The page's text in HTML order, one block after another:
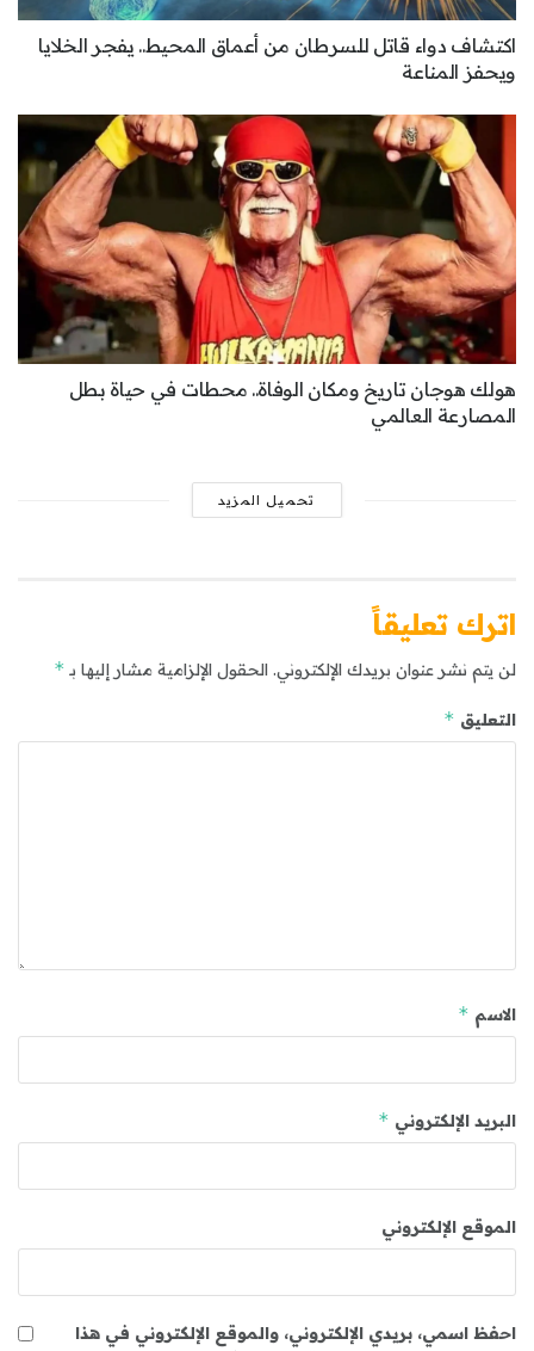
اكتشاف دواء قاتل للسرطان من أعماق المحيط.. يفجر الخلايا
ويحفز المناعة
هولك هوجان تاريخ ومكان الوفاة.. محطات في حياة بطل
المصارعة العالمي
تحميل المزيد
اترك تعليقاً
لن يتم نشر عنوان بريدك الإلكتروني. الحقول الإلزامية مشار إليها بـ *
التعليق *
الاسم *
البريد الإلكتروني *
الموقع الإلكتروني
احفظ اسمي، بريدي الإلكتروني، والموقع الإلكتروني في هذا